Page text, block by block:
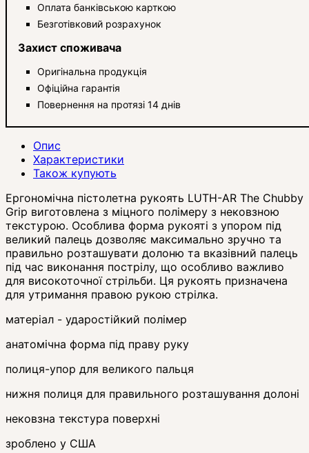
Оплата банківською карткою
Безготівковий розрахунок
Захист споживача
Оригінальна продукція
Офіційна гарантія
Повернення на протязі 14 днів
Опис
Характеристики
Також купують
Ергономічна пістолетна рукоять LUTH-AR The Chubby
Grip виготовлена ​​з міцного полімеру з нековзною
текстурою. Особлива форма рукояті з упором під
великий палець дозволяє максимально зручно та
правильно розташувати долоню та вказівний палець
під час виконання пострілу, що особливо важливо
для високоточної стрільби. Ця рукоять призначена
для утримання правою рукою стрілка.
матеріал - ударостійкий полімер
анатомічна форма під праву руку
полиця-упор для великого пальця
нижня полиця для правильного розташування долоні
нековзна текстура поверхні
зроблено у США